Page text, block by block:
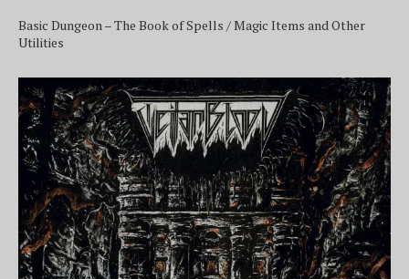
Basic Dungeon – The Book of Spells / Magic Items and Other
Utilities